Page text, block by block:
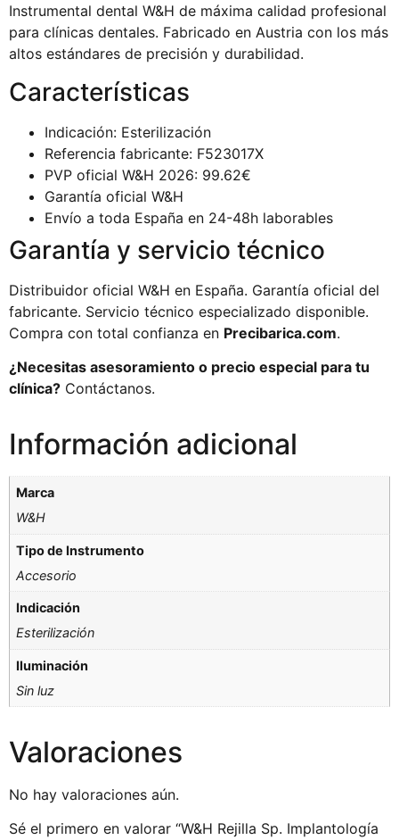
Instrumental dental W&H de máxima calidad profesional
para clínicas dentales. Fabricado en Austria con los más
altos estándares de precisión y durabilidad.
Características
Indicación: Esterilización
Referencia fabricante: F523017X
PVP oficial W&H 2026: 99.62€
Garantía oficial W&H
Envío a toda España en 24-48h laborables
Garantía y servicio técnico
Distribuidor oficial W&H en España. Garantía oficial del
fabricante. Servicio técnico especializado disponible.
Compra con total confianza en Precibarica.com.
¿Necesitas asesoramiento o precio especial para tu
clínica? Contáctanos.
Información adicional
Marca
W&H
Tipo de Instrumento
Accesorio
Indicación
Esterilización
Iluminación
Sin luz
Valoraciones
No hay valoraciones aún.
Sé el primero en valorar “W&H Rejilla Sp. Implantología